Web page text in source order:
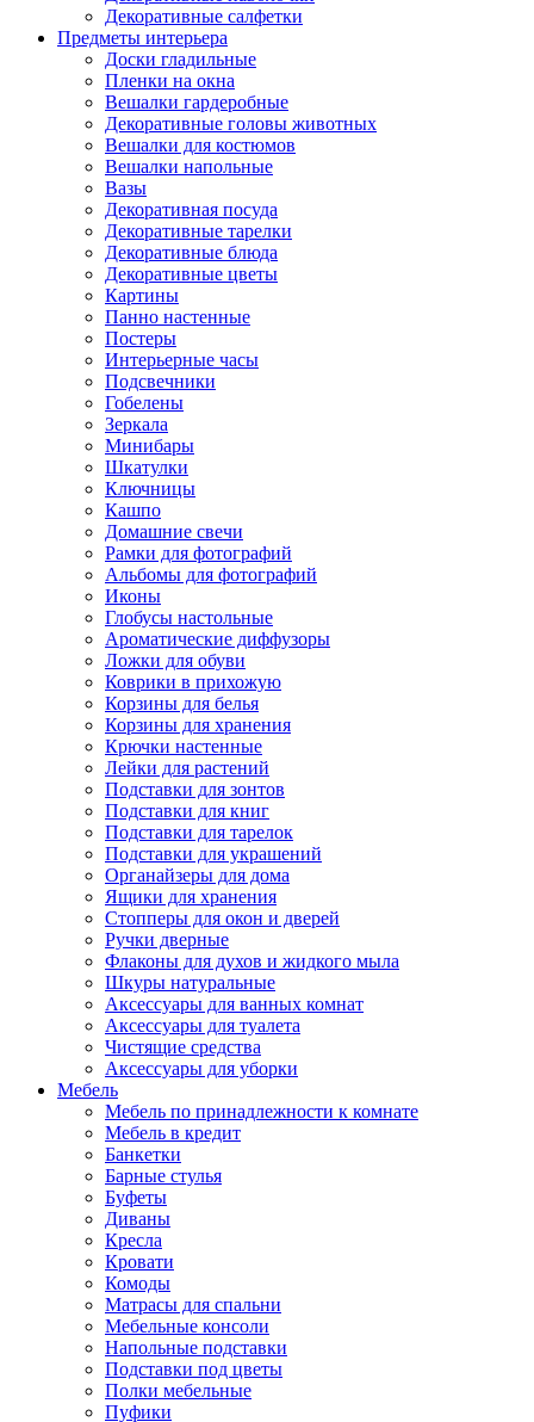
Декоративные салфетки
Предметы интерьера
Доски гладильные
Пленки на окна
Вешалки гардеробные
Декоративные головы животных
Вешалки для костюмов
Вешалки напольные
Вазы
Декоративная посуда
Декоративные тарелки
Декоративные блюда
Декоративные цветы
Картины
Панно настенные
Постеры
Интерьерные часы
Подсвечники
Гобелены
Зеркала
Минибары
Шкатулки
Ключницы
Кашпо
Домашние свечи
Рамки для фотографий
Альбомы для фотографий
Иконы
Глобусы настольные
Ароматические диффузоры
Ложки для обуви
Коврики в прихожую
Корзины для белья
Корзины для хранения
Крючки настенные
Лейки для растений
Подставки для зонтов
Подставки для книг
Подставки для тарелок
Подставки для украшений
Органайзеры для дома
Ящики для хранения
Стопперы для окон и дверей
Ручки дверные
Флаконы для духов и жидкого мыла
Шкуры натуральные
Аксессуары для ванных комнат
Аксессуары для туалета
Чистящие средства
Аксессуары для уборки
Мебель
Мебель по принадлежности к комнате
Мебель в кредит
Банкетки
Барные стулья
Буфеты
Диваны
Кресла
Кровати
Комоды
Матрасы для спальни
Мебельные консоли
Напольные подставки
Подставки под цветы
Полки мебельные
Пуфики